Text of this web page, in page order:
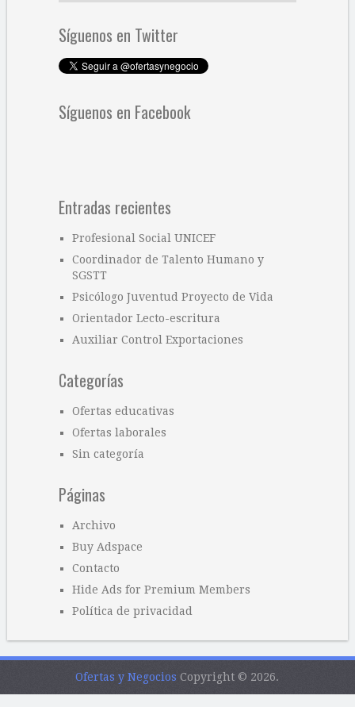
Síguenos en Twitter
Síguenos en Facebook
Entradas recientes
Profesional Social UNICEF
Coordinador de Talento Humano y
SGSTT
Psicólogo Juventud Proyecto de Vida
Orientador Lecto-escritura
Auxiliar Control Exportaciones
Categorías
Ofertas educativas
Ofertas laborales
Sin categoría
Páginas
Archivo
Buy Adspace
Contacto
Hide Ads for Premium Members
Política de privacidad
Ofertas y Negocios Copyright © 2026.